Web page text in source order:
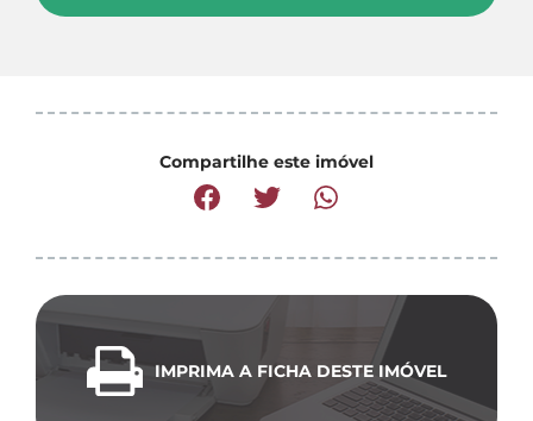
Compartilhe este imóvel
IMPRIMA A FICHA DESTE IMÓVEL